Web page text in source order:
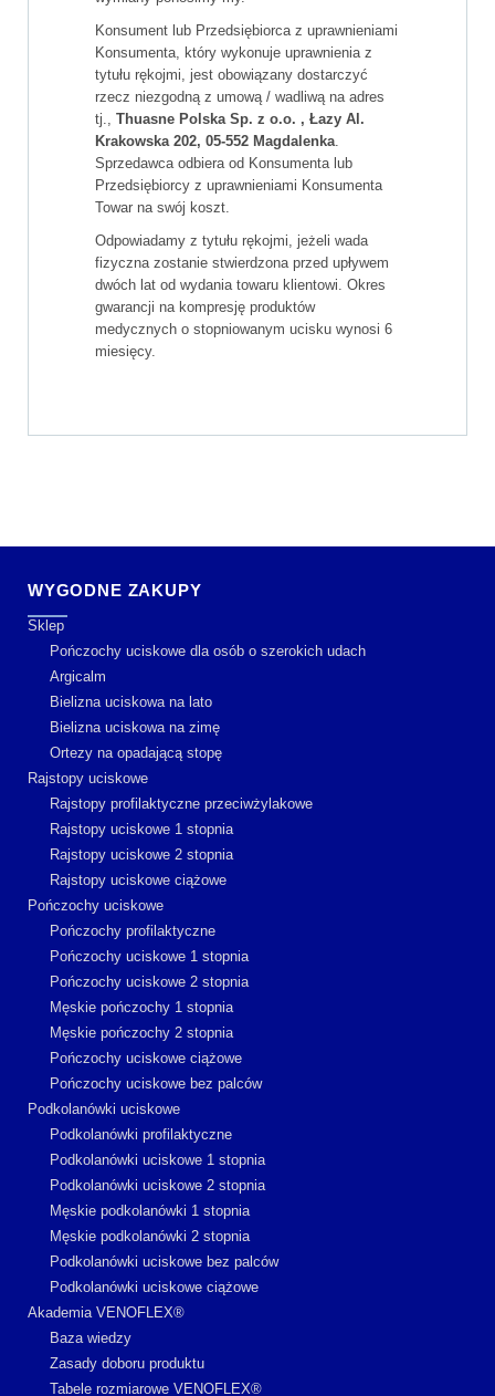
Konsument lub Przedsiębiorca z uprawnieniami
Konsumenta, który wykonuje uprawnienia z
tytułu rękojmi, jest obowiązany dostarczyć
rzecz niezgodną z umową / wadliwą na adres
tj., Thuasne Polska Sp. z o.o. , Łazy Al.
Krakowska 202, 05-552 Magdalenka.
Sprzedawca odbiera od Konsumenta lub
Przedsiębiorcy z uprawnieniami Konsumenta
Towar na swój koszt.
Odpowiadamy z tytułu rękojmi, jeżeli wada
fizyczna zostanie stwierdzona przed upływem
dwóch lat od wydania towaru klientowi. Okres
gwarancji na kompresję produktów
medycznych o stopniowanym ucisku wynosi 6
miesięcy.
WYGODNE ZAKUPY
Sklep
Pończochy uciskowe dla osób o szerokich udach
Argicalm
Bielizna uciskowa na lato
Bielizna uciskowa na zimę
Ortezy na opadającą stopę
Rajstopy uciskowe
Rajstopy profilaktyczne przeciwżylakowe
Rajstopy uciskowe 1 stopnia
Rajstopy uciskowe 2 stopnia
Rajstopy uciskowe ciążowe
Pończochy uciskowe
Pończochy profilaktyczne
Pończochy uciskowe 1 stopnia
Pończochy uciskowe 2 stopnia
Męskie pończochy 1 stopnia
Męskie pończochy 2 stopnia
Pończochy uciskowe ciążowe
Pończochy uciskowe bez palców
Podkolanówki uciskowe
Podkolanówki profilaktyczne
Podkolanówki uciskowe 1 stopnia
Podkolanówki uciskowe 2 stopnia
Męskie podkolanówki 1 stopnia
Męskie podkolanówki 2 stopnia
Podkolanówki uciskowe bez palców
Podkolanówki uciskowe ciążowe
Akademia VENOFLEX®
Baza wiedzy
Zasady doboru produktu
Tabele rozmiarowe VENOFLEX®